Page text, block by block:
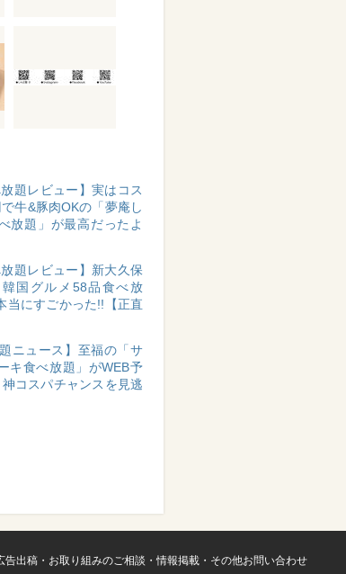
放題レビュー】実はコス
牛&豚肉OKの「夢庵し
放題」が最高だったよ
放題レビュー】新大久保
国グルメ58品食べ放
当にすごかった!!【正直
題ニュース】至福の「サ
キ食べ放題」がWEB予
コスパチャンスを見逃
告出稿・お取り組みのご相談・情報掲載・その他お問い合わせ